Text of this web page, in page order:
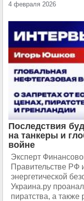
4 февраля 2026
Последствия
на танкеры и
войне
Эксперт
Правительстве РФ
энергетической
Украина.ру
пиратства, а также